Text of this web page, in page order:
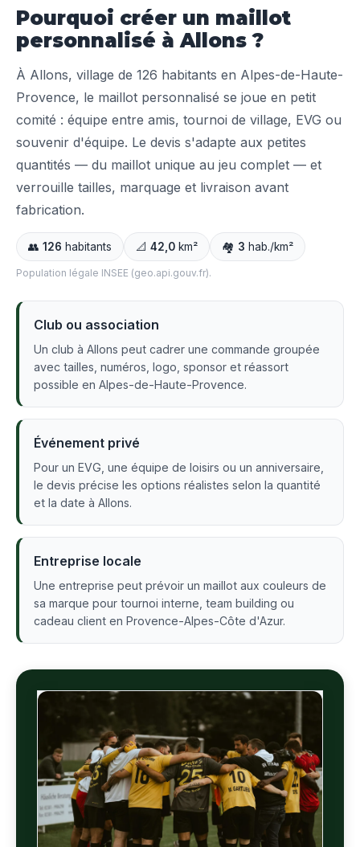
Pourquoi créer un maillot
personnalisé à Allons ?
À Allons, village de 126 habitants en Alpes-de-Haute-
Provence, le maillot personnalisé se joue en petit
comité : équipe entre amis, tournoi de village, EVG ou
souvenir d'équipe. Le devis s'adapte aux petites
quantités — du maillot unique au jeu complet — et
verrouille tailles, marquage et livraison avant
fabrication.
👥 126 habitants 📐 42,0 km² 🏘️ 3 hab./km²
Population légale INSEE (geo.api.gouv.fr).
Club ou association
Un club à Allons peut cadrer une commande groupée
avec tailles, numéros, logo, sponsor et réassort
possible en Alpes-de-Haute-Provence.
Événement privé
Pour un EVG, une équipe de loisirs ou un anniversaire,
le devis précise les options réalistes selon la quantité
et la date à Allons.
Entreprise locale
Une entreprise peut prévoir un maillot aux couleurs de
sa marque pour tournoi interne, team building ou
cadeau client en Provence-Alpes-Côte d'Azur.